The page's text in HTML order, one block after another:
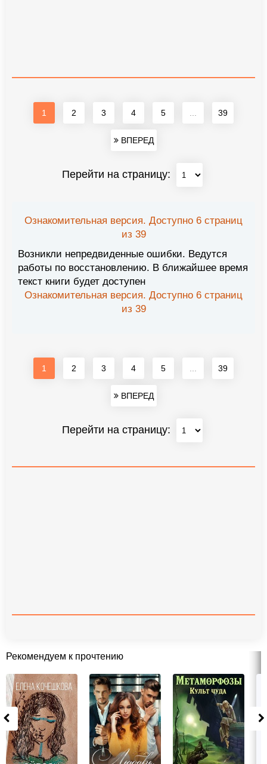
1 2 3 4 5 ... 39
ВПЕРЕД
Перейти на страницу:
Ознакомительная версия. Доступно 6 страниц
из 39
Возникли непредвиденные ошибки. Ведутся
работы по восстановлению. В ближайшее время
текст книги будет доступен
Ознакомительная версия. Доступно 6 страниц
из 39
1 2 3 4 5 ... 39
ВПЕРЕД
Перейти на страницу:
Рекомендуем к прочтению